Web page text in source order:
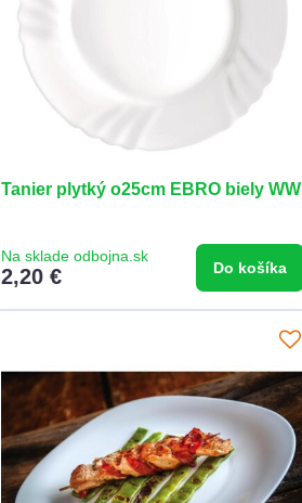
Tanier plytký o25cm EBRO biely WW
Na sklade odbojna.sk
2,20 € Do košíka